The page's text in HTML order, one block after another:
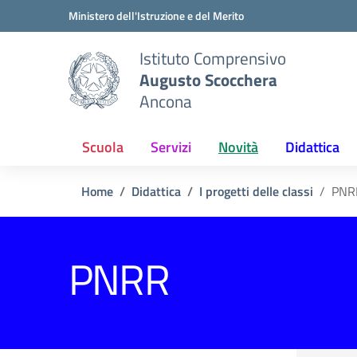
Vai ai contenuti
Vai al menu di navigazioneMinistero dell'Istruzione e del Merito
Istituto Comprensivo
Augusto Scocchera
Ancona
Scuola Servizi Novità Didattica
Home Didattica I progetti delle classi
PNRR